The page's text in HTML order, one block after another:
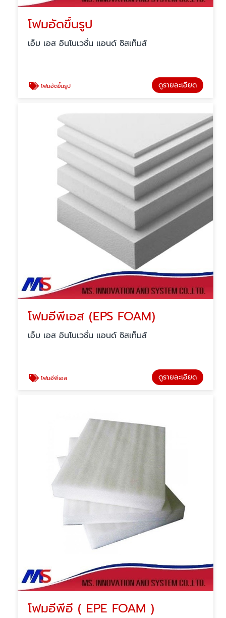
โฟมอัดขึ้นรูป
เอ็ม เอส อินโนเวชั่น แอนด์ ซิสเท็มส์
โฟมอัดขึ้นรูป ดูรายละเอียด
โฟมอีพีเอส (EPS FOAM)
เอ็ม เอส อินโนเวชั่น แอนด์ ซิสเท็มส์
โฟมอีพีเอส ดูรายละเอียด
โฟมอีพีอี ( EPE FOAM )